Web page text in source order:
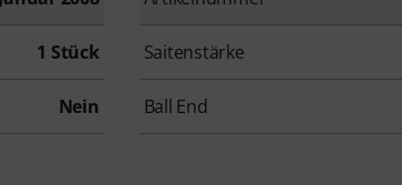
1 Stück Saitenstärke
Nein Ball End